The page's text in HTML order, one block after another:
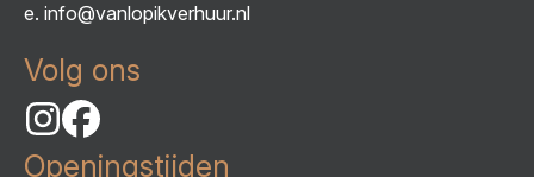
e. info@vanlopikverhuur.nl
Volg ons
Openingstijden